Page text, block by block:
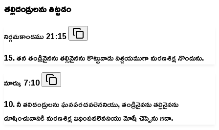
తల్లిదండ్రులను తిట్టడం
నిర్గమకాండము 21:15
15. తన తండ్రినైనను తల్లినైనను కొట్టువాడు నిశ్చయముగా మరణశిక్ష నొందును.
మార్కు 7:10
10. నీ తలిదండ్రులను ఘనపరచవలెననియు, తండ్రినైనను తల్లినైనను
దూషించువానికి మరణశిక్ష విధింపవలెననియు మోషే చెప్పెను గదా.